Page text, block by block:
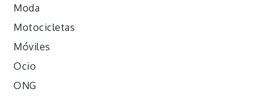
Moda
Motocicletas
Móviles
Ocio
ONG